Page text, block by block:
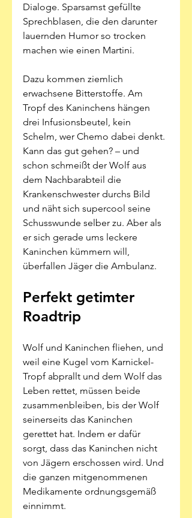
Dialoge. Sparsamst gefüllte
Sprechblasen, die den darunter
lauernden Humor so trocken
machen wie einen Martini.
Dazu kommen ziemlich
erwachsene Bitterstoffe. Am
Tropf des Kaninchens hängen
drei Infusionsbeutel, kein
Schelm, wer Chemo dabei denkt.
Kann das gut gehen? – und
schon schmeißt der Wolf aus
dem Nachbarabteil die
Krankenschwester durchs Bild
und näht sich supercool seine
Schusswunde selber zu. Aber als
er sich gerade ums leckere
Kaninchen kümmern will,
überfallen Jäger die Ambulanz.
Perfekt getimter
Roadtrip
Wolf und Kaninchen fliehen, und
weil eine Kugel vom Karnickel-
Tropf abprallt und dem Wolf das
Leben rettet, müssen beide
zusammenbleiben, bis der Wolf
seinerseits das Kaninchen
gerettet hat. Indem er dafür
sorgt, dass das Kaninchen nicht
von Jägern erschossen wird. Und
die ganzen mitgenommenen
Medikamente ordnungsgemäß
einnimmt.